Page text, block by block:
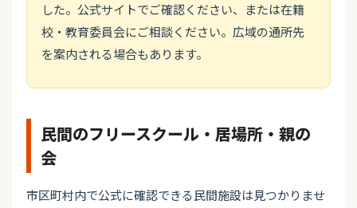
した。公式サイトでご確認ください、または在籍
校・教育委員会にご相談ください。広域の通所先
を案内される場合もあります。
民間のフリースクール・居場所・親の
会
市区町村内で公式に確認できる民間施設は見つかりませ